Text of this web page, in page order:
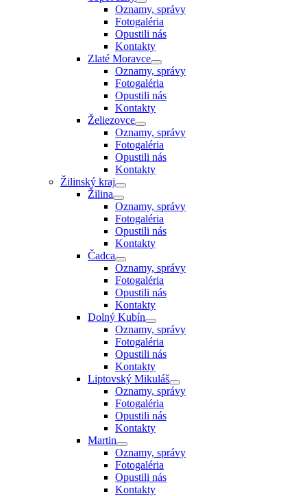
Oznamy, správy
Fotogaléria
Opustili nás
Kontakty
Zlaté Moravce
Oznamy, správy
Fotogaléria
Opustili nás
Kontakty
Želiezovce
Oznamy, správy
Fotogaléria
Opustili nás
Kontakty
Žilinský kraj
Žilina
Oznamy, správy
Fotogaléria
Opustili nás
Kontakty
Čadca
Oznamy, správy
Fotogaléria
Opustili nás
Kontakty
Dolný Kubín
Oznamy, správy
Fotogaléria
Opustili nás
Kontakty
Liptovský Mikuláš
Oznamy, správy
Fotogaléria
Opustili nás
Kontakty
Martin
Oznamy, správy
Fotogaléria
Opustili nás
Kontakty